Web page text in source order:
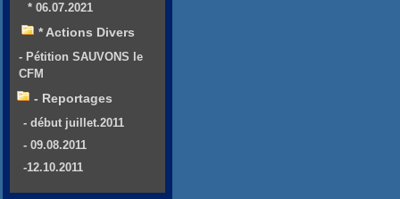
* 06.07.2021
* Actions Divers
- Pétition SAUVONS le
CFM
- Reportages
- début juillet.2011
- 09.08.2011
-12.10.2011